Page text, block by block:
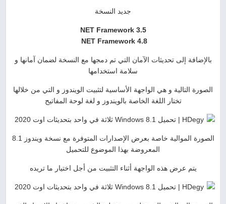
جديد النسخة
NET Framework 3.5
NET Framework 4.8
بالإضافة إلى تحديثات الآمان التي تم دمجها مع النسخة لضمان آمانها و
سلامة استخدامها
الصورة التالية و هي الواجهة الأساسية لتثبيت الويندوز و التي من خلالها
تختار اللغة الخاصة بالويندوز و لغة لوحة المفاتيح
الصورة الموالية خاصة بعرض الإصدارات المتوفرة مع نسخة ويندوز 8.1
المعروضة بهذا الموضوع للتحميل
يتم عرض هذه الواجهة أثناء التثبيت من أجل اختيار ما تريده